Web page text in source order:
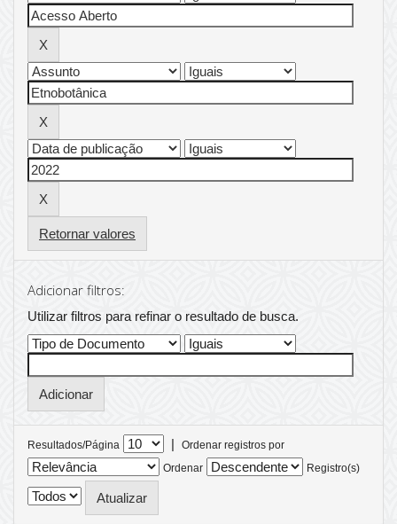
Retornar valores
Adicionar filtros:
Utilizar filtros para refinar o resultado de busca.
Resultados/Página |
Ordenar registros por
Ordenar
Registro(s)